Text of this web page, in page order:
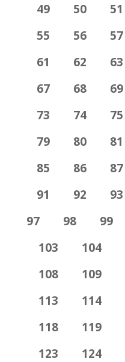
49
50 51
55
56 57
61
62 63
67
68 69
73
74 75
79
80 81
85
86 87
91
92 93
97
98 99
103
104
108
109
113
114
118
119
123
124